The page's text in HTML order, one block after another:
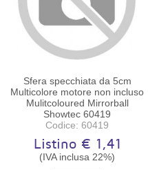
Disponibilità:Ordinabile
Sfera specchiata da 5cm
Multicolore motore non incluso
Mulitcoloured Mirrorball
Showtec 60419
Codice: 60419
Listino € 1,41
(IVA inclusa 22%)